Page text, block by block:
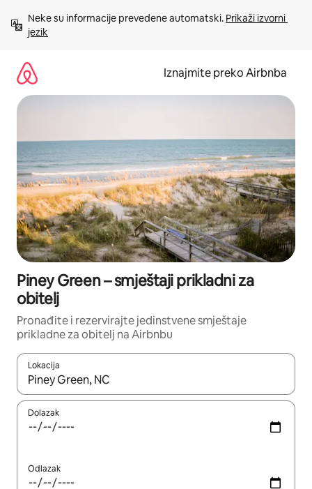
sadržaj
Neke su informacije prevedene automatski. Prikaži izvorni
jezik
Iznajmite preko Airbnba
Piney Green – smještaji prikladni za
obitelj
Pronađite i rezervirajte jedinstvene smještaje
prikladne za obitelj na Airbnbu
Lokacija
Kada budu dostupni rezultati, moći ćete ih pregledati
Dolazak
Odlazak